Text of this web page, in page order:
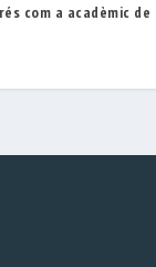
com a acadèmic de